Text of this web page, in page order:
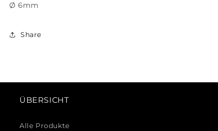
Ø 6mm
Share
ÜBERSICHT
Alle Produkte